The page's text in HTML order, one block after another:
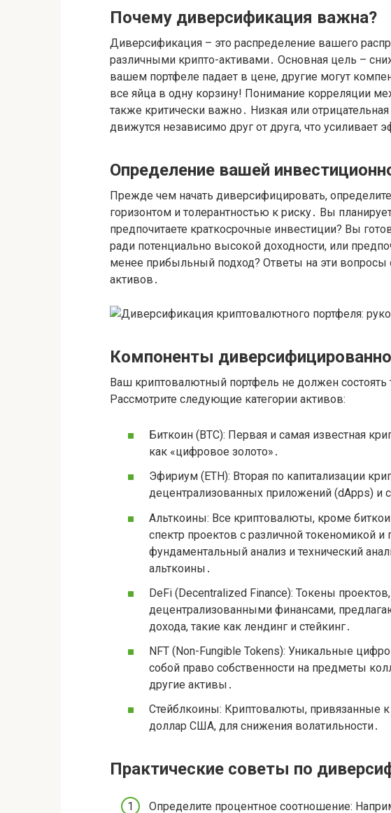
Почему диверсификация важна?
Диверсификация – это распределение вашего
различными крипто-активами․ Основная цель –
вашем портфеле падает в цене, другие могут
все яйца в одну корзину! Понимание корреляции
также критически важно․ Низкая или
движутся независимо друг от друга, что усиливает
Определение вашей
Прежде чем начать диверсифицировать,
горизонтом и толерантностью к риску․ Вы
предпочитаете краткосрочные инвестиции? Вы
ради потенциально высокой доходности, или
менее прибыльный подход? Ответы на эти
активов․
Компоненты
Ваш криптовалютный портфель не должен состоять
Рассмотрите следующие категории активов:
Биткоин (BTC): Первая и самая известная
как «цифровое золото»․
Эфириум (ETH): Вторая по капитализации
децентрализованных приложений (dApps) и
Альткоины: Все криптовалюты, кроме
спектр проектов с различной токеномикой
фундаментальный анализ и технический
альткоины․
DeFi (Decentralized Finance): Токены
децентрализованными финансами,
дохода, такие как лендинг и стейкинг․
NFT (Non-Fungible Tokens): Уникальные
собой право собственности на предметы
другие активы․
Стейблкоины: Криптовалюты, привязанные к
доллар США, для снижения волатильности․
Практические советы по
Определите процентное соотношение: